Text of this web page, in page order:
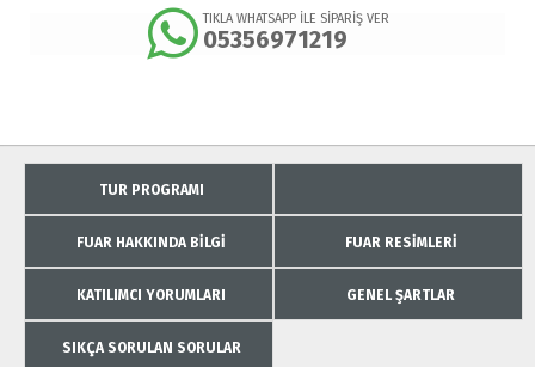
TIKLA WHATSAPP İLE SİPARİŞ VER
05356971219
TUR PROGRAMI
FUAR HAKKINDA BILGI FUAR RESIMLERI
KATILIMCI YORUMLARI GENEL ŞARTLAR
SIKÇA SORULAN SORULAR